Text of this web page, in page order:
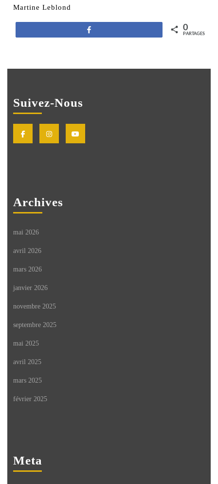
Martine Leblond
0
PARTAGES
Suivez-Nous
Facebook Instagram
Archives
mai 2026
avril 2026
mars 2026
janvier 2026
novembre 2025
septembre 2025
mai 2025
avril 2025
mars 2025
février 2025
Meta